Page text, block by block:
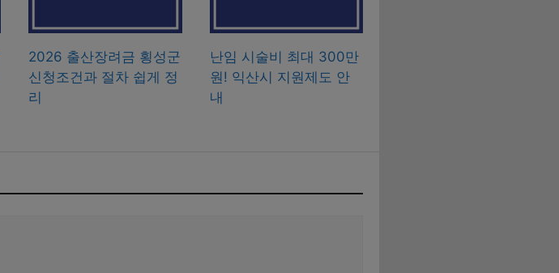
2026 출산장려금 횡성군
신청조건과 절차 쉽게 정
리
난임 시술비 최대 300만
원! 익산시 지원제도 안
내